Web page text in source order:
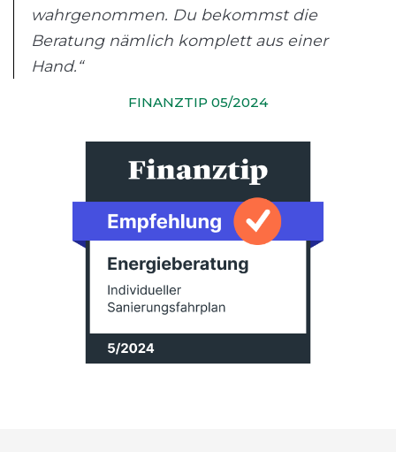
wahrgenommen. Du bekommst die
Beratung nämlich komplett aus einer
Hand.“
FINANZTIP 05/2024